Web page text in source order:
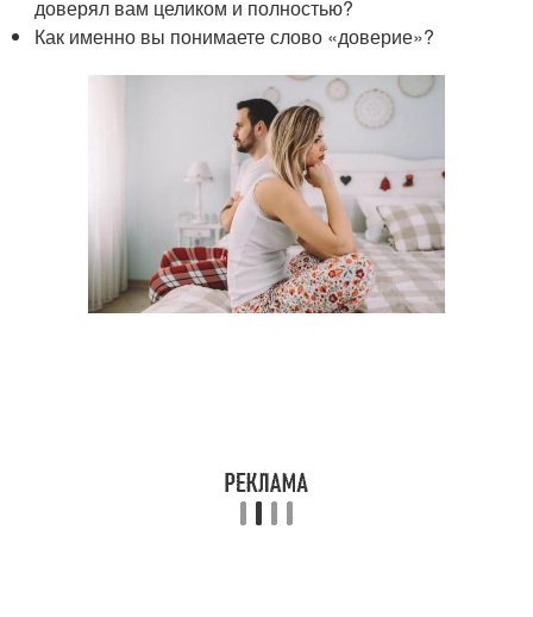
доверял вам целиком и полностью?
Как именно вы понимаете слово «доверие»?